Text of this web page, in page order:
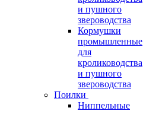
и пушного
звероводства
Кормушки
промышленные
для
кролиководства
и пушного
звероводства
Поилки
Ниппельные